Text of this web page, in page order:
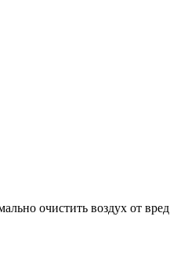
очистить воздух от вред